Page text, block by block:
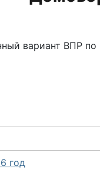
вариант ВПР
год